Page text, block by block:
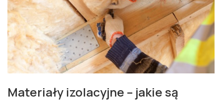
Materiały izolacyjne – jakie są